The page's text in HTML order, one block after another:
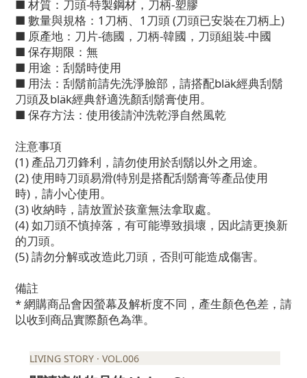
■ 材質：刀頭-特製鋼材，刀柄-塑膠
■ 數量與規格：1刀柄、1刀頭 (刀頭已安裝在刀柄上)
■ 原產地：刀片-德國，刀柄-韓國，刀頭組裝-中國
■ 保存期限：無
■ 用途：刮鬍時使用
■ 用法：刮鬍前請先洗淨臉部，請搭配bläk經典刮鬍
刀頭及bläk經典舒適洗顏刮鬍膏使用。
■ 保存方法：使用後請沖洗乾淨自然風乾
注意事項
(1) 產品刀刃鋒利，請勿使用於刮鬍以外之用途。
(2) 使用時刀頭易滑(特別是搭配刮鬍膏等產品使用
時)，請小心使用。
(3) 收納時，請放置於孩童無法拿取處。
(4) 如刀頭不慎掉落，有可能導致損壞，因此請更換新
的刀頭。
(5) 請勿分解或改造此刀頭，否則可能造成傷害。
備註
* 網購商品會因螢幕及解析度不同，產生顏色色差，請
以收到商品實際顏色為準。
LIVING STORY · VOL.006